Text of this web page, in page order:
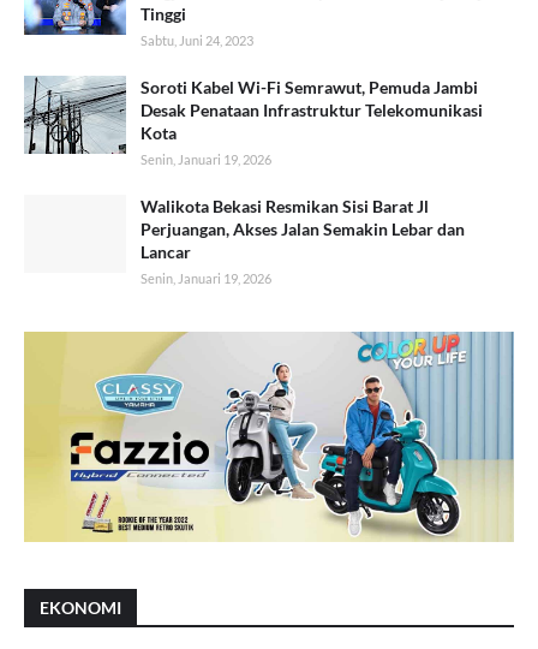
Tinggi
Sabtu, Juni 24, 2023
Soroti Kabel Wi-Fi Semrawut, Pemuda Jambi
Desak Penataan Infrastruktur Telekomunikasi
Kota
Senin, Januari 19, 2026
Walikota Bekasi Resmikan Sisi Barat Jl
Perjuangan, Akses Jalan Semakin Lebar dan
Lancar
Senin, Januari 19, 2026
EKONOMI